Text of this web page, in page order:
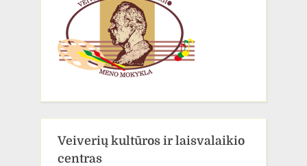
Veiverių kultūros ir laisvalaikio
centras